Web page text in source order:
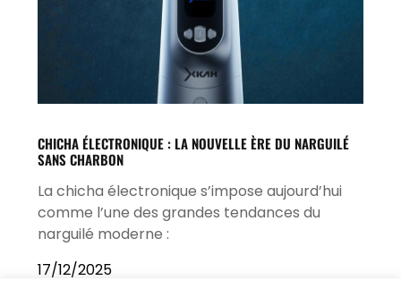
CHICHA ÉLECTRONIQUE : LA NOUVELLE ÈRE DU NARGUILÉ
SANS CHARBON
La chicha électronique s’impose aujourd’hui
comme l’une des grandes tendances du
narguilé moderne :
17/12/2025